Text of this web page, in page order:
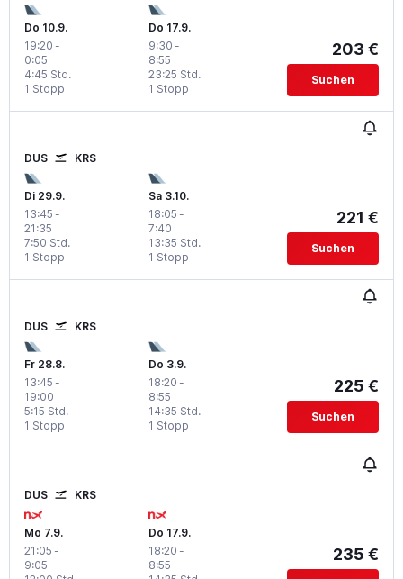
Do 10.9.
19:20 -
0:05
1 Stopp
4:45 Std.
Do 17.9.
9:30 -
8:55
1 Stopp
23:25 Std.
203 €
Suchen
DUS KRS
Di 29.9.
13:45 -
21:35
1 Stopp
7:50 Std.
Sa 3.10.
18:05 -
7:40
1 Stopp
13:35 Std.
221 €
Suchen
DUS KRS
Fr 28.8.
13:45 -
19:00
1 Stopp
5:15 Std.
Do 3.9.
18:20 -
8:55
1 Stopp
14:35 Std.
225 €
Suchen
DUS KRS
Mo 7.9.
21:05 -
9:05
Do 17.9.
18:20 -
8:55
235 €